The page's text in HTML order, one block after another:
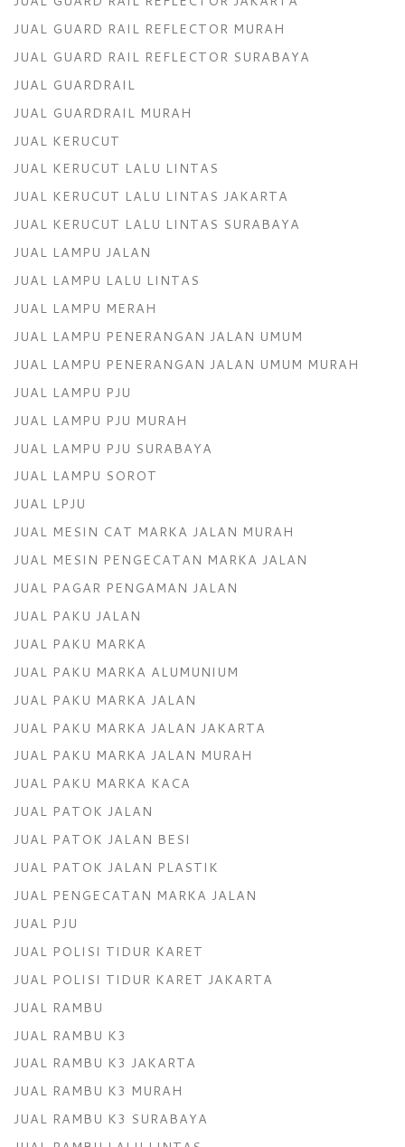
JUAL GUARD RAIL REFLECTOR MURAH
JUAL GUARD RAIL REFLECTOR SURABAYA
JUAL GUARDRAIL
JUAL GUARDRAIL MURAH
JUAL KERUCUT
JUAL KERUCUT LALU LINTAS
JUAL KERUCUT LALU LINTAS JAKARTA
JUAL KERUCUT LALU LINTAS SURABAYA
JUAL LAMPU JALAN
JUAL LAMPU LALU LINTAS
JUAL LAMPU MERAH
JUAL LAMPU PENERANGAN JALAN UMUM
JUAL LAMPU PENERANGAN JALAN UMUM MURAH
JUAL LAMPU PJU
JUAL LAMPU PJU MURAH
JUAL LAMPU PJU SURABAYA
JUAL LAMPU SOROT
JUAL LPJU
JUAL MESIN CAT MARKA JALAN MURAH
JUAL MESIN PENGECATAN MARKA JALAN
JUAL PAGAR PENGAMAN JALAN
JUAL PAKU JALAN
JUAL PAKU MARKA
JUAL PAKU MARKA ALUMUNIUM
JUAL PAKU MARKA JALAN
JUAL PAKU MARKA JALAN JAKARTA
JUAL PAKU MARKA JALAN MURAH
JUAL PAKU MARKA KACA
JUAL PATOK JALAN
JUAL PATOK JALAN BESI
JUAL PATOK JALAN PLASTIK
JUAL PENGECATAN MARKA JALAN
JUAL PJU
JUAL POLISI TIDUR KARET
JUAL POLISI TIDUR KARET JAKARTA
JUAL RAMBU
JUAL RAMBU K3
JUAL RAMBU K3 JAKARTA
JUAL RAMBU K3 MURAH
JUAL RAMBU K3 SURABAYA